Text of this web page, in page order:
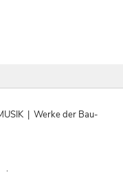
| Werke der Bau-